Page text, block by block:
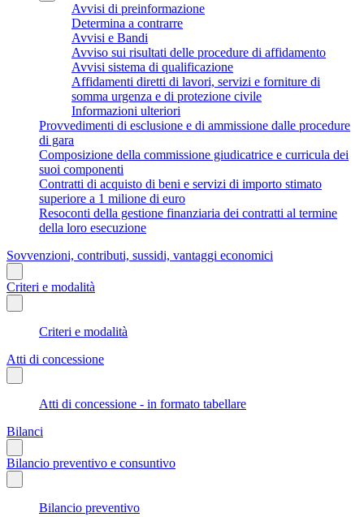
Avvisi di preinformazione
Determina a contrarre
Avvisi e Bandi
Avviso sui risultati delle procedure di affidamento
Avvisi sistema di qualificazione
Affidamenti diretti di lavori, servizi e forniture di
somma urgenza e di protezione civile
Informazioni ulteriori
Provvedimenti di esclusione e di ammissione dalle procedure
di gara
Composizione della commissione giudicatrice e curricula dei
suoi componenti
Contratti di acquisto di beni e servizi di importo stimato
superiore a 1 milione di euro
Resoconti della gestione finanziaria dei contratti al termine
della loro esecuzione
Sovvenzioni, contributi, sussidi, vantaggi economici
Criteri e modalità
Criteri e modalità
Atti di concessione
Atti di concessione - in formato tabellare
Bilanci
Bilancio preventivo e consuntivo
Bilancio preventivo